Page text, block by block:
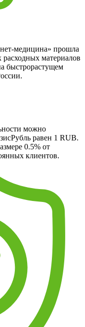
медицина» прошла
расходных материалов
быстрорастущем
можно
равен 1 RUB.
0.5% от
клиентов.